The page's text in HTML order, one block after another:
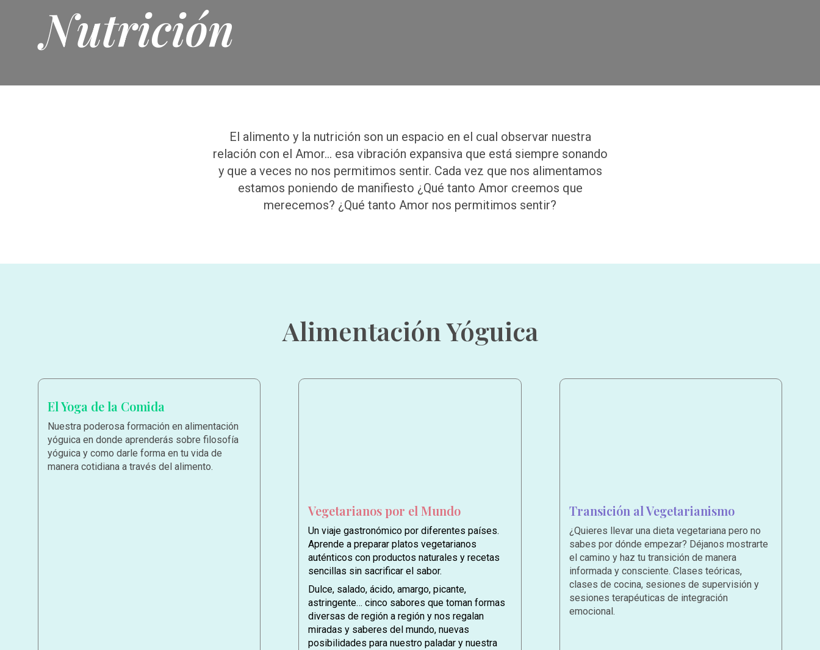
Nutrición
El alimento y la nutrición son un espacio en el cual observar nuestra
relación con el Amor… esa vibración expansiva que está siempre sonando
y que a veces no nos permitimos sentir. Cada vez que nos alimentamos
estamos poniendo de manifiesto ¿Qué tanto Amor creemos que
merecemos? ¿Qué tanto Amor nos permitimos sentir?
Alimentación Yóguica
El Yoga de la Comida
Nuestra poderosa formación en alimentación
yóguica en donde aprenderás sobre filosofía
yóguica y como darle forma en tu vida de
manera cotidiana a través del alimento.
Vegetarianos por el Mundo
Un viaje gastronómico por diferentes países.
Aprende a preparar platos vegetarianos
auténticos con productos naturales y recetas
sencillas sin sacrificar el sabor.
Dulce, salado, ácido, amargo, picante,
astringente… cinco sabores que toman formas
diversas de región a región y nos regalan
miradas y saberes del mundo, nuevas
posibilidades para nuestro paladar y nuestra
Transición al Vegetarianismo
¿Quieres llevar una dieta vegetariana pero no
sabes por dónde empezar? Déjanos mostrarte
el camino y haz tu transición de manera
informada y consciente. Clases teóricas,
clases de cocina, sesiones de supervisión y
sesiones terapéuticas de integración
emocional.